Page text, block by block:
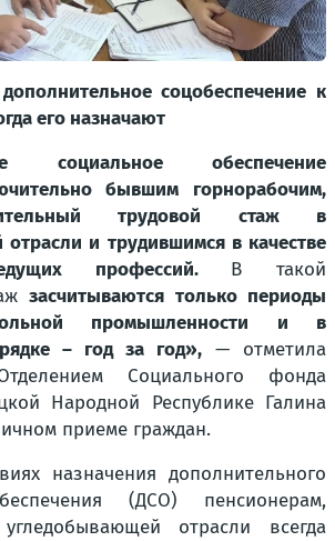
соцобеспечение к
его назначают
социальное обеспечение
бывшим горнорабочим,
трудовой стаж в
и трудившимся в качестве
профессий. В такой
засчитываются только периоды
промышленности и в
– год за год», — отметила
Социального фонда
Народной Республике Галина
приеме граждан.
назначения дополнительного
(ДСО) пенсионерам,
отрасли всегда